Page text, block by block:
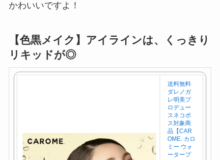
かわいいですよ！
【色黒メイク】アイラインは、くっきり
リキッドが◎
送料無料
ダレノガ
レ明美プ
ロデュー
スネコポ
ス対象商
品【CAR
OME. カロ
ミー ウォ
ータープ